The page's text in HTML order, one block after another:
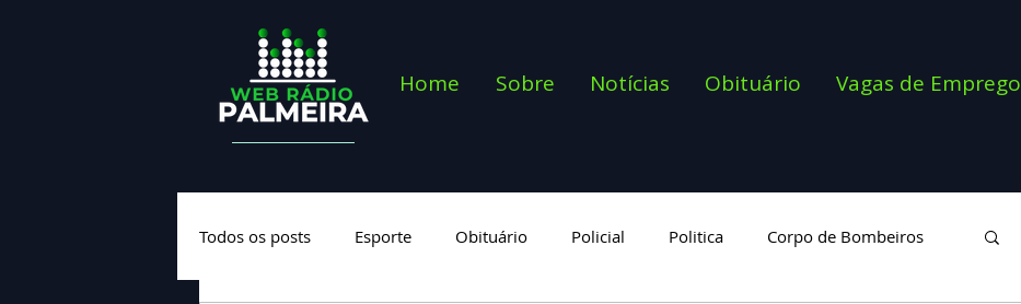
Home Sobre Notícias Obituário Vagas de Emprego
Todos os posts Esporte Obituário Policial Politica Corpo de Bombeiros